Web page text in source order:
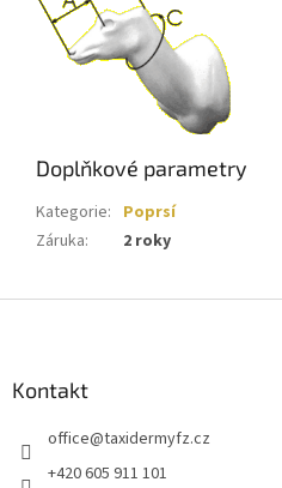
Doplňkové parametry
Kategorie: Poprsí
Záruka: 2 roky
Kontakt
office@taxidermyfz.cz
+420 605 911 101